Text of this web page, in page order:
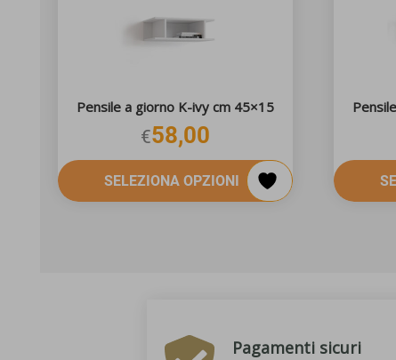
Pensile a giorno K-ivy cm 45×15
€58,00
SELEZIONA OPZIONI
Pagamenti sicuri